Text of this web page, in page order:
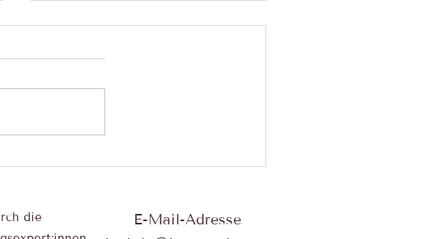
Gastbeitrag: Ordnung hat einen
Gesundheit. 🧘‍♀️
die
E-Mail-Adresse